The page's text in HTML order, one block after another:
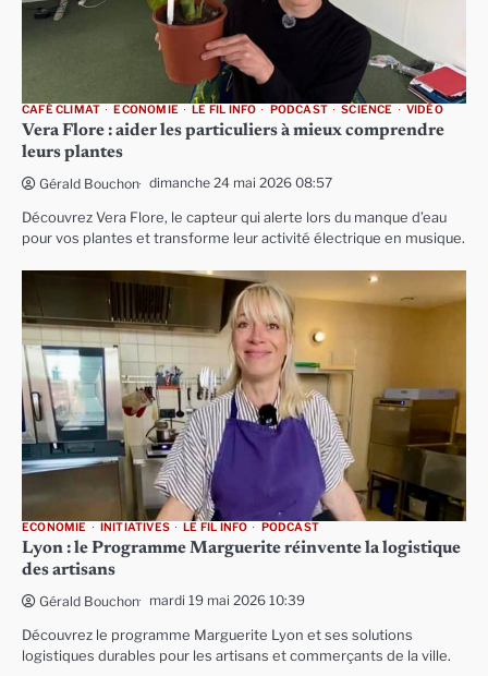
CAFÉ CLIMAT ECONOMIE LE FIL INFO PODCAST SCIENCE VIDÉO
Vera Flore : aider les particuliers à mieux comprendre
leurs plantes
Gérald Bouchon dimanche 24 mai 2026 08:57
Découvrez Vera Flore, le capteur qui alerte lors du manque d’eau
pour vos plantes et transforme leur activité électrique en musique.
ECONOMIE INITIATIVES LE FIL INFO PODCAST
Lyon : le Programme Marguerite réinvente la logistique
des artisans
Gérald Bouchon mardi 19 mai 2026 10:39
Découvrez le programme Marguerite Lyon et ses solutions
logistiques durables pour les artisans et commerçants de la ville.